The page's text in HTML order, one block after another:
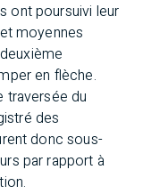
ont poursuivi leur
moyennes
en flèche.
traversée du
des
donc sous-
par rapport à